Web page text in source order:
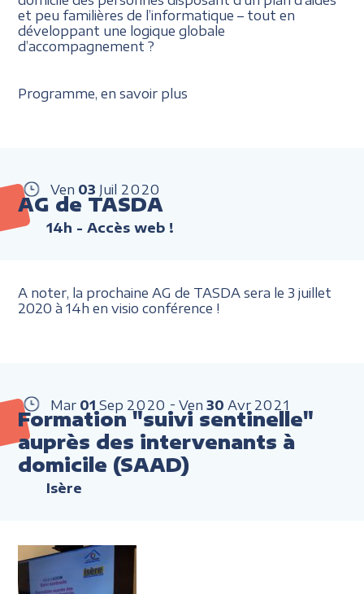
et peu familières de l’informatique – tout en
développant une logique globale
d’accompagnement ?
Programme, en savoir plus
Ven 03 Juil 2020
AG de TASDA
14h - Accès web !
A noter, la prochaine AG de TASDA sera le 3 juillet
2020 à 14h en visio conférence !
Mar 01 Sep 2020 Ven 30 Avr 2021
Formation "suivi sentinelle"
auprès des intervenants à
domicile (SAAD)
Isère